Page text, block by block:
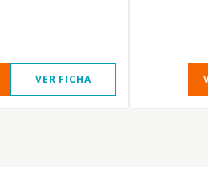
VER FICHA